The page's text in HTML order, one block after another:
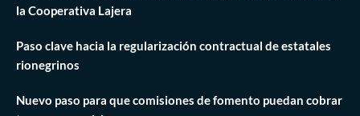
la Cooperativa Lajera
Paso clave hacia la regularización contractual de estatales
rionegrinos
Nuevo paso para que comisiones de fomento puedan cobrar